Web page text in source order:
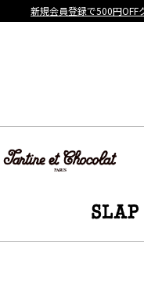
新規会員登録で500円OFF